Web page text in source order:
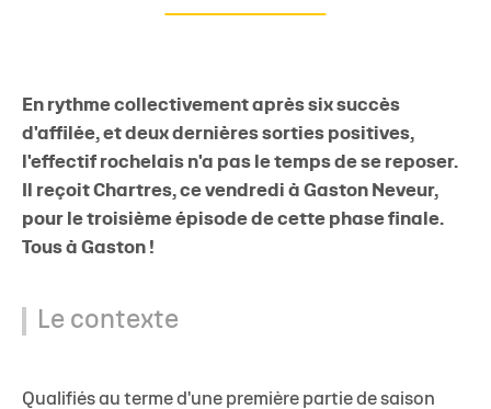
En rythme collectivement après six succès
d'affilée, et deux dernières sorties positives,
l'effectif rochelais n'a pas le temps de se reposer.
Il reçoit Chartres, ce vendredi à Gaston Neveur,
pour le troisième épisode de cette phase finale.
Tous à Gaston !
Le contexte
Qualifiés au terme d'une première partie de saison